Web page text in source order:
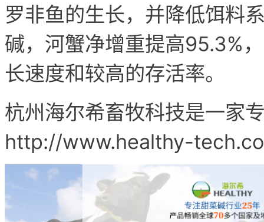
罗非鱼的生长，并降低饵料
碱，河蟹净增重提高95.3%
长速度和较高的存活率。
杭州海尔希畜牧科技是一家
http://www.healthy-